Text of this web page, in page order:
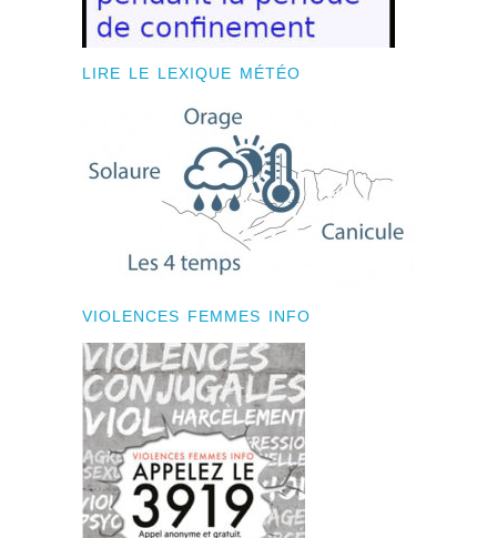
LIRE LE LEXIQUE MÉTÉO
VIOLENCES FEMMES INFO